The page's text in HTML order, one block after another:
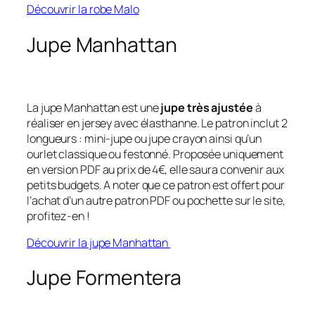
Découvrir la robe Malo
Jupe Manhattan
La jupe Manhattan est unejupe très ajustéeà
réaliser en jersey avec élasthanne. Le patron inclut 2
longueurs : mini-jupe ou jupe crayon ainsi qu’un
ourlet classique ou festonné. Proposée uniquement
en version PDF au prix de 4€, elle saura convenir aux
petits budgets. A noter que ce patron est offert pour
l’achat d’un autre patron PDF ou pochette sur le site,
profitez-en !
Découvrir la jupe Manhattan
Jupe Formentera